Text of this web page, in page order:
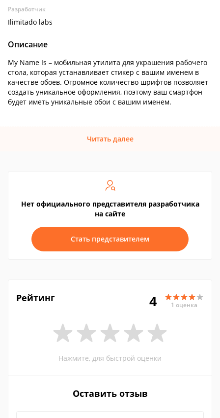
Разработчик
Ilimitado labs
Описание
My Name Is – мобильная утилита для украшения рабочего
стола, которая устанавливает стикер с вашим именем в
качестве обоев. Огромное количество шрифтов позволяет
создать уникальное оформления, поэтому ваш смартфон
будет иметь уникальные обои с вашим именем.
Читать далее
Нет официального представителя разработчика
на сайте
Стать представителем
Рейтинг 4 1 оценка
Нажмите, для быстрой оценки
Оставить отзыв